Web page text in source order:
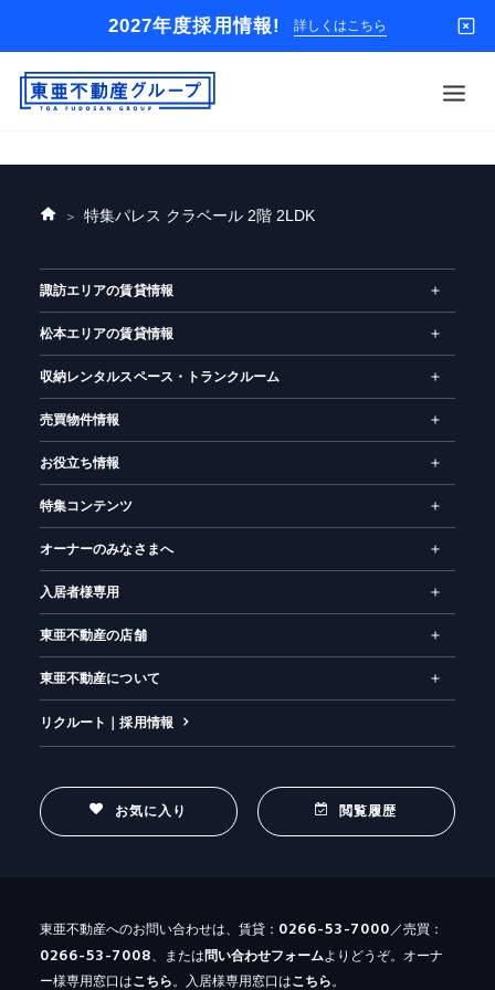
2027年度採用情報! 詳しくはこちら
買う
オーナー様
入居者様専用
解約のお申込み
企業情報
お問い合わせ
お気に入り 閲覧履歴
ホ
特集パレス クラベール 2階 2LDK
諏訪エリアの賃貸情報
松本エリアの賃貸情報
収納レンタルスペース・トランクルーム
売買物件情報
お役立ち情報
特集コンテンツ
オーナーのみなさまへ
入居者様専用
東亜不動産の店舗
東亜不動産について
リクルート｜採用情報
お気に入り 閲覧履歴
東亜不動産へのお問い合わせは、賃貸： 0266-53-7000／売買：
0266-53-7008、または 問い合わせフォームよりどうぞ。オーナ
ー様専用窓口はこちら。入居様専用窓口はこちら。